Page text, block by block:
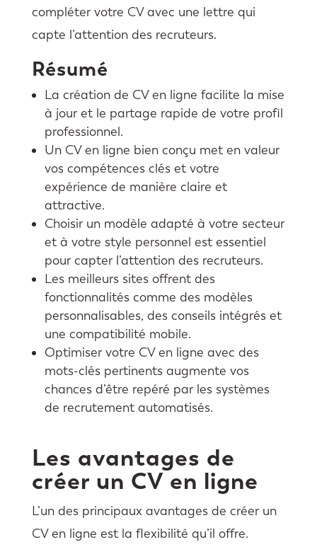
compléter votre CV avec une lettre qui
capte l’attention des recruteurs.
Résumé
La création de CV en ligne facilite la mise
à jour et le partage rapide de votre profil
professionnel.
Un CV en ligne bien conçu met en valeur
vos compétences clés et votre
expérience de manière claire et
attractive.
Choisir un modèle adapté à votre secteur
et à votre style personnel est essentiel
pour capter l’attention des recruteurs.
Les meilleurs sites offrent des
fonctionnalités comme des modèles
personnalisables, des conseils intégrés et
une compatibilité mobile.
Optimiser votre CV en ligne avec des
mots-clés pertinents augmente vos
chances d’être repéré par les systèmes
de recrutement automatisés.
Les avantages de
créer un CV en ligne
L’un des principaux avantages de créer un
CV en ligne est la flexibilité qu’il offre.